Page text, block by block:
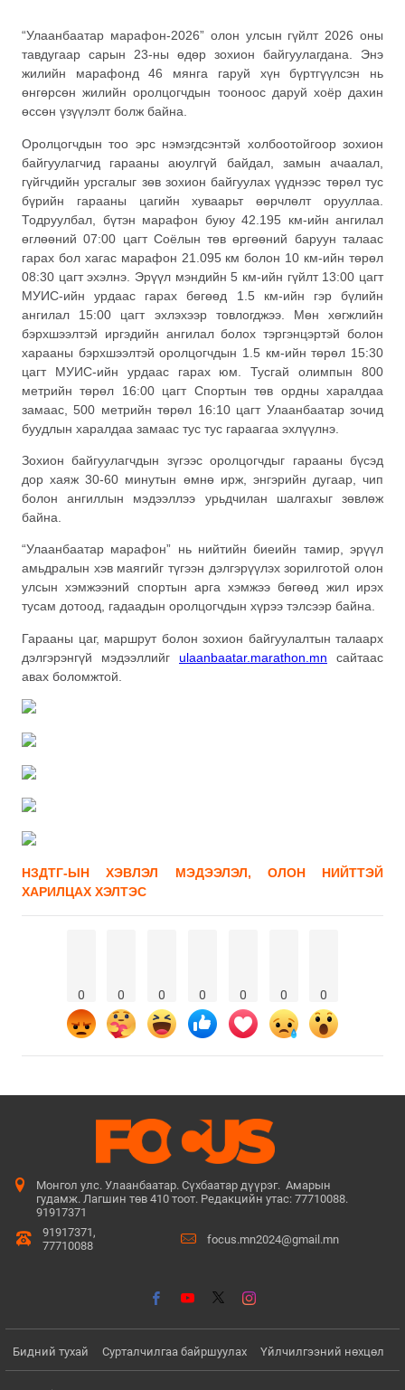
“Улаанбаатар марафон-2026” олон улсын гүйлт 2026 оны
тавдугаар сарын 23-ны өдөр зохион байгуулагдана. Энэ
жилийн марафонд 46 мянга гаруй хүн бүртгүүлсэн нь
өнгөрсөн жилийн оролцогчдын тооноос даруй хоёр дахин
өссөн үзүүлэлт болж байна.
Оролцогчдын тоо эрс нэмэгдсэнтэй холбоотойгоор зохион
байгуулагчид гарааны аюулгүй байдал, замын ачаалал,
гүйгчдийн урсгалыг зөв зохион байгуулах үүднээс төрөл тус
бүрийн гарааны цагийн хуваарьт өөрчлөлт орууллаа.
Тодруулбал, бүтэн марафон буюу 42.195 км-ийн ангилал
өглөөний 07:00 цагт Соёлын төв өргөөний баруун талаас
гарах бол хагас марафон 21.095 км болон 10 км-ийн төрөл
08:30 цагт эхэлнэ. Эрүүл мэндийн 5 км-ийн гүйлт 13:00 цагт
МУИС-ийн урдаас гарах бөгөөд 1.5 км-ийн гэр бүлийн
ангилал 15:00 цагт эхлэхээр товлогджээ. Мөн хөгжлийн
бэрхшээлтэй иргэдийн ангилал болох тэргэнцэртэй болон
харааны бэрхшээлтэй оролцогчдын 1.5 км-ийн төрөл 15:30
цагт МУИС-ийн урдаас гарах юм. Тусгай олимпын 800
метрийн төрөл 16:00 цагт Спортын төв ордны харалдаа
замаас, 500 метрийн төрөл 16:10 цагт Улаанбаатар зочид
буудлын харалдаа замаас тус тус гараагаа эхлүүлнэ.
Зохион байгуулагчдын зүгээс оролцогчдыг гарааны бүсэд
дор хаяж 30-60 минутын өмнө ирж, энгэрийн дугаар, чип
болон ангиллын мэдээллээ урьдчилан шалгахыг зөвлөж
байна.
“Улаанбаатар марафон” нь нийтийн биеийн тамир, эрүүл
амьдралын хэв маягийг түгээн дэлгэрүүлэх зорилготой олон
улсын хэмжээний спортын арга хэмжээ бөгөөд жил ирэх
тусам дотоод, гадаадын оролцогчдын хүрээ тэлсээр байна.
Гарааны цаг, маршрут болон зохион байгуулалтын талаарх
дэлгэрэнгүй мэдээллийг ulaanbaatar.marathon.mn сайтаас
авах боломжтой.
НЗДТГ-ЫН ХЭВЛЭЛ МЭДЭЭЛЭЛ, ОЛОН НИЙТТЭЙ
ХАРИЛЦАХ ХЭЛТЭС
0 0 0 0 0 0 0
Монгол улс. Улаанбаатар. Сүхбаатар дүүрэг. Амарын
гудамж. Лагшин төв 410 тоот. Редакцийн утас: 77710088.
91917371
91917371,
77710088
focus.mn2024@gmail.mn
Бидний тухай Сурталчилгаа байршуулах Үйлчилгээний нөхцөл